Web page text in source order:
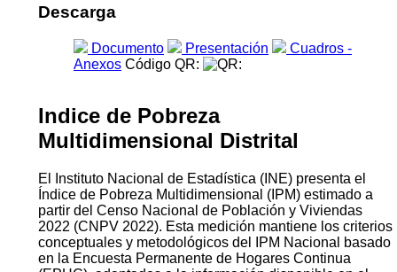
Descarga
Documento Presentación
Cuadros -
Anexos Código QR:
Indice de Pobreza
Multidimensional Distrital
El Instituto Nacional de Estadística (INE) presenta el
Índice de Pobreza Multidimensional (IPM) estimado a
partir del Censo Nacional de Población y Viviendas
2022 (CNPV 2022). Esta medición mantiene los criterios
conceptuales y metodológicos del IPM Nacional basado
en la Encuesta Permanente de Hogares Continua